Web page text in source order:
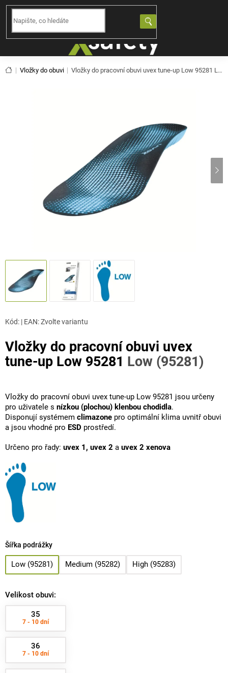
Přejít
obsah
Domů
Vložky do obuvi Vložky do pracovní obuvi uvex tune-up Low 95281 Low (95281)
Vložky do pracovní obuvi uvex
tune-up Low 95281 Low (95281)
Kód: | EAN:Zvolte variantu
Vložky do pracovní obuvi uvex tune-up Low 95281 jsou určeny
pro uživatele s nízkou (plochou) klenbou chodidla.
Disponují systémem climazone pro optimální klima uvnitř obuvi
a jsou vhodné pro ESD prostředí.
Určeno pro řady: uvex 1, uvex 2 a uvex 2 xenova
Šířka podrážky
Low (95281) Medium (95282) High (95283)
Velikost obuvi:
35
7 - 10 dní
36
7 - 10 dní